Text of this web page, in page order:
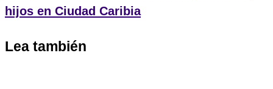
hijos en Ciudad Caribia
Lea también